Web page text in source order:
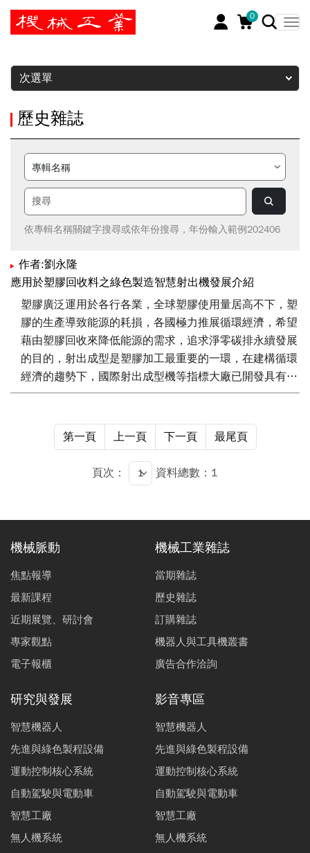
0
暫停
次選單
歷史雜誌
依專輯名稱關鍵字搜尋或依年份搜尋，年份輸入範例202406
作者:劉永隆
應用於塑膠回收料之綠色製造智慧射出機發展介紹
塑膠廣泛運用於各行各業，全球塑膠使用量居高不下，塑
膠的生產導致能源的耗損，各國極力推展循環經濟，希望
藉由塑膠回收來降低能源的需求，追求淨零碳排永續發展
的目的，射出成型是塑膠加工最重要的一環，在建構循環
經濟的趨勢下，國際射出成型機等指標大廠已開發具有自
適應程序控制(Adaptive Process Control, APC)之可應用於
回收塑膠之變異，自動調整修正加工參數，穩定生產的零
件品質，達到精密射出的目地，使塑膠回收可以快速實
第一頁 上一頁 下一頁 最尾頁
頁次： 資料總數：1
機械脈動
焦點報導
最新課程
近期展覽、研討會
專家觀點
電子報櫃
機械工業雜誌
當期雜誌
歷史雜誌
訂購雜誌
機器人與工具機叢書
廣告合作洽詢
研究與發展
智慧機器人
先進與綠色製程設備
運動控制核心系統
自動駕駛與電動車
智慧工廠
無人機系統
影音專區
智慧機器人
先進與綠色製程設備
運動控制核心系統
自動駕駛與電動車
智慧工廠
無人機系統